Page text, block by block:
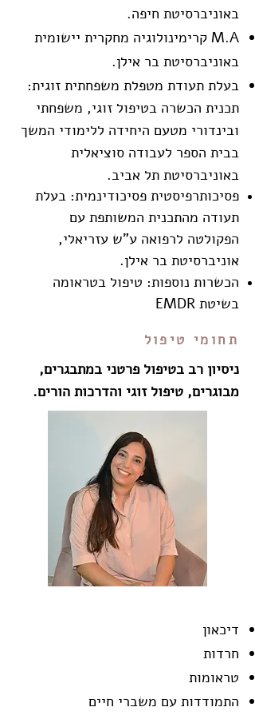
באוניברסיטת חיפה.
M.A קרימינולוגיה מחקרית יישומית
באוניברסיטת בר אילן.
בעלת תעודת מטפלת משפחתית זוגית:
תכנית הכשרה בטיפול זוגי, משפחתי
ובינדורי מטעם היחידה ללימודי המשך
בבית הספר לעבודה סוציאלית
באוניברסיטת תל אביב.
פסיכותרפיסטית פסיכודינמית: בעלת
תעודה מהתכנית המשותפת עם
הפקולטה לרפואה ע"ש עזריאלי,
אוניברסיטת בר אילן.
הכשרות נוספות: טיפול בטראומה
בשיטת EMDR
תחומי טיפול
ניסיון רב בטיפול פרטני במתבגרים,
מבוגרים​, טיפול זוגי והדרכות הורים.
דיכאון
חרדות
טראומות
התמודדות עם משברי חיים